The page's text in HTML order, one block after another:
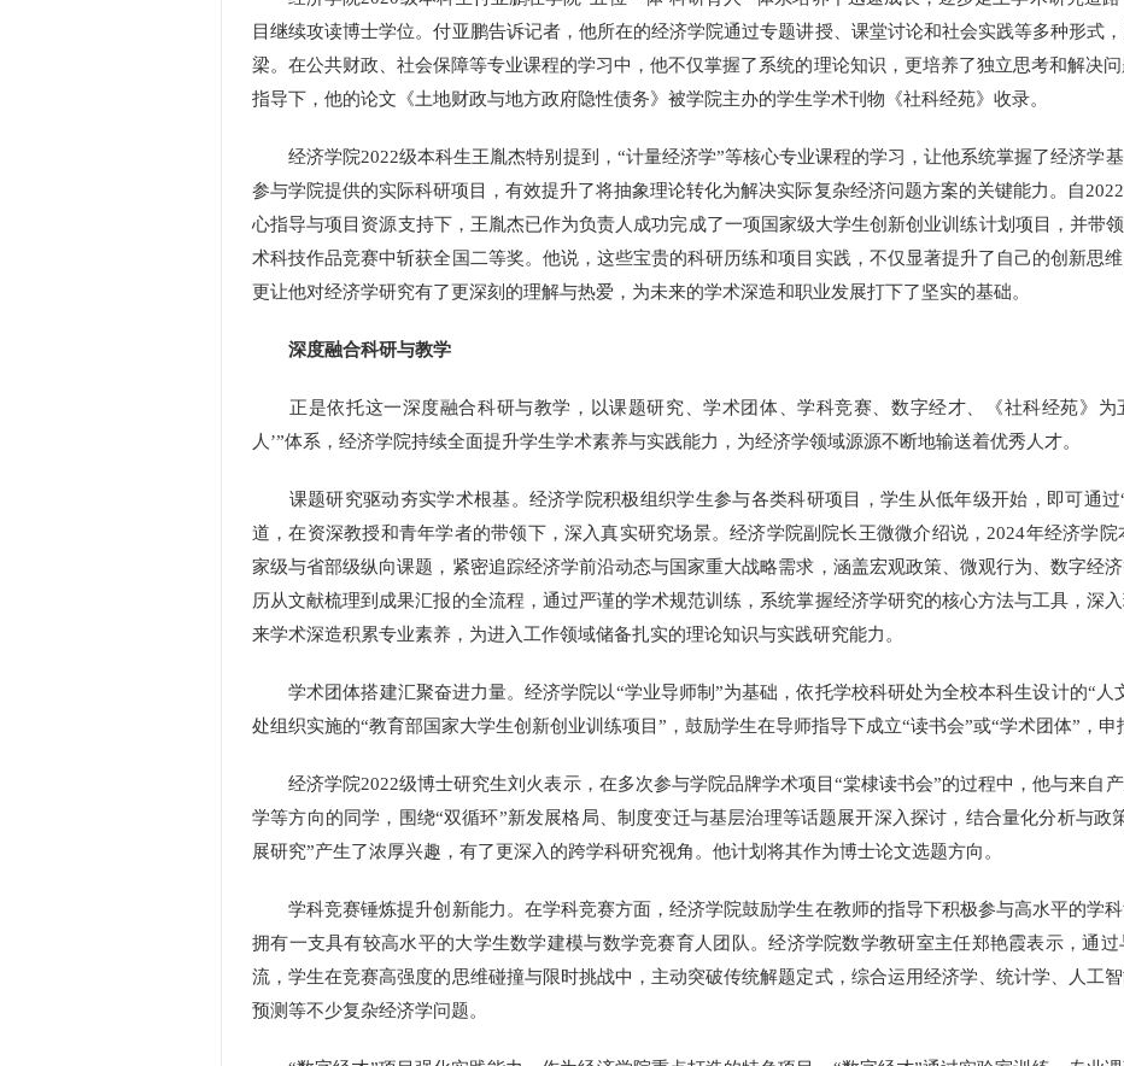
目继续攻读博士学位。付亚鹏告诉记者，他所在的经济学院通过专题讲授、课堂讨论和社会实践等多种形式
梁。在公共财政、社会保障等专业课程的学习中，他不仅掌握了系统的理论知识，更培养了独立思考和解决
指导下，他的论文《土地财政与地方政府隐性债务》被学院主办的学生学术刊物《社科经苑》收录。
经济学院2022级本科生王胤杰特别提到，“计量经济学”等核心专业课程的学习，让他系统掌握了经济学
参与学院提供的实际科研项目，有效提升了将抽象理论转化为解决实际复杂经济问题方案的关键能力。自
心指导与项目资源支持下，王胤杰已作为负责人成功完成了一项国家级大学生创新创业训练计划项目，并带
术科技作品竞赛中斩获全国二等奖。他说，这些宝贵的科研历练和项目实践，不仅显著提升了自己的创新思
更让他对经济学研究有了更深刻的理解与热爱，为未来的学术深造和职业发展打下了坚实的基础。
深度融合科研与教学
正是依托这一深度融合科研与教学，以课题研究、学术团体、学科竞赛、数字经才、《社科经苑》为
人’”体系，经济学院持续全面提升学生学术素养与实践能力，为经济学领域源源不断地输送着优秀人才。
课题研究驱动夯实学术根基。经济学院积极组织学生参与各类科研项目，学生从低年级开始，即可通过
道，在资深教授和青年学者的带领下，深入真实研究场景。经济学院副院长王微微介绍说，2024年经济学院
家级与省部级纵向课题，紧密追踪经济学前沿动态与国家重大战略需求，涵盖宏观政策、微观行为、数字经
历从文献梳理到成果汇报的全流程，通过严谨的学术规范训练，系统掌握经济学研究的核心方法与工具，深
来学术深造积累专业素养，为进入工作领域储备扎实的理论知识与实践研究能力。
学术团体搭建汇聚奋进力量。经济学院以“学业导师制”为基础，依托学校科研处为全校本科生设计的“人
处组织实施的“教育部国家大学生创新创业训练项目”，鼓励学生在导师指导下成立“读书会”或“学术团体”，申
经济学院2022级博士研究生刘火表示，在多次参与学院品牌学术项目“棠棣读书会”的过程中，他与来自
学等方向的同学，围绕“双循环”新发展格局、制度变迁与基层治理等话题展开深入探讨，结合量化分析与政
展研究”产生了浓厚兴趣，有了更深入的跨学科研究视角。他计划将其作为博士论文选题方向。
学科竞赛锤炼提升创新能力。在学科竞赛方面，经济学院鼓励学生在教师的指导下积极参与高水平的学
拥有一支具有较高水平的大学生数学建模与数学竞赛育人团队。经济学院数学教研室主任郑艳霞表示，通
流，学生在竞赛高强度的思维碰撞与限时挑战中，主动突破传统解题定式，综合运用经济学、统计学、人工
预测等不少复杂经济学问题。